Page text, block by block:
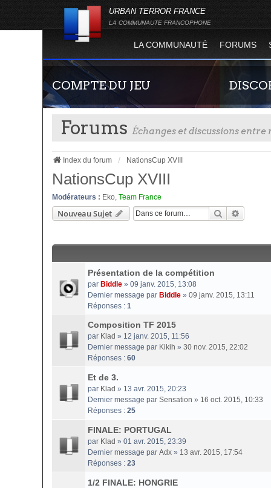
URBAN TERROR FRANCE
LA COMMUNAUTE FRANCOPHONE
LA COMMUNAUTÉ FORUMS
COMPTE DU JEU
Guide rapide concernant l'inscription sur le
site officiel du jeu. Créez ainsi votre compte
serveurs de jeu de la 4.2 !
Rejoignez-
France !
Forums Échanges et discussions
Index du forum NationsCup XVIII
NationsCup XVIII
Modérateurs : Eko, Team France
Nouveau Sujet Rechercher
Présentation de la compétition
par Biddle » 09 janv. 2015, 13:08
Dernier message par Biddle » 09 janv. 2015, 13:11
Réponses : 1
Composition TF 2015
par Klad » 12 janv. 2015, 11:56
Dernier message par Kikih » 30 nov. 2015, 22:02
Réponses : 60
Et de 3.
par Klad » 13 avr. 2015, 20:23
Dernier message par Sensation » 16 oct. 2015, 10:33
Réponses : 25
FINALE: PORTUGAL
par Klad » 01 avr. 2015, 23:39
Dernier message par Adx » 13 avr. 2015, 17:54
Réponses : 23
1/2 FINALE: HONGRIE